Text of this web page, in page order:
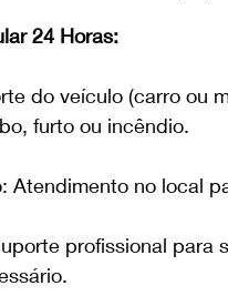
24 Horas:
do veículo (carro ou
furto ou incêndio.
Atendimento no local
profissional